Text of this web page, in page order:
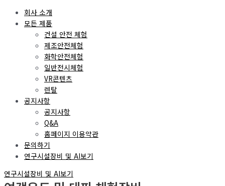
회사 소개
모든 제품
건설 안전 체험
제조안전체험
화학안전체험
일반전시체험
VR콘텐츠
렌탈
공지사항
공지사항
Q&A
홈페이지 이용약관
문의하기
연구시설장비 및 AI보기
연구시설장비 및 AI보기